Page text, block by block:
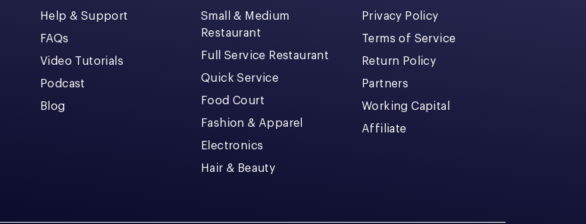
Help & Support
FAQs
Video Tutorials
Podcast
Blog
Small & Medium
Restaurant
Full Service Restaurant
Quick Service
Food Court
Fashion & Apparel
Electronics
Hair & Beauty
Privacy Policy
Terms of Service
Return Policy
Partners
Working Capital
Affiliate